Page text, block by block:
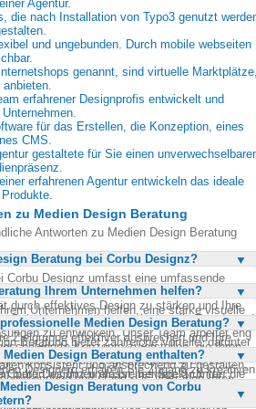
Agentur.
die nach Installation von Typo3 genutzt
und ungebunden. Durch mobile webseiten
genannt, sind virtuelle Marktplätze,
erfahrener Designprofis entwickelt und
für das Erstellen, die Konzeption, eines
CMS.
gestaltete für Sie einen
erfahrenen Agentur entwickeln das ideale
zu Medien Design Beratung
Antworten zu Medien Design Beratung
Beratung bei Corbu Designz?
Corbu Designz umfasst eine umfassende
Kommunikationsstrategien. Wir helfen
durch effektives Design zu stärken und Ihre
Dabei berücksichtigen wir aktuelle Trends und
zu entwickeln. Unser Team arbeitet eng
Konzepte zu erstellen, die Ihren
Von der Logoentwicklung bis zur
bieten wir Ihnen ein breites Spektrum an
Ihrem Unternehmen helfen?
Unternehmen helfen, eine starke visuelle
von der Konkurrenz abhebt. Durch gezielte
Zielgruppe effektiver ansprechen und Ihre
Eine professionelle Beratung unterstützt
konsistent und ansprechend zu gestalten.
und stärkt das Vertrauen Ihrer
trägt eine durchdachte Designberatung dazu
zu steigern.
Medien Design Beratung?
Beratung bietet zahlreiche Vorteile, darunter
und eine stärkere Kundenbindung. Durch
Designern erhalten Sie Zugang zu kreativen
die Ihre Marke voranbringen. Professionelle
effizienter zu planen und umzusetzen,
Design Beratung enthalten?
Corbu Designz umfasst mehrere Schritte, die
abgestimmt sind. Zunächst erfolgt eine
Designstrategie und Markenidentität.
Design Beratung von Corbu